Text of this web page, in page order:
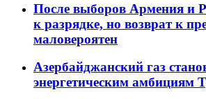
После выборов Армения и
к разрядке, но возврат к
маловероятен
Азербайджанский газ
энергетическим амбициям